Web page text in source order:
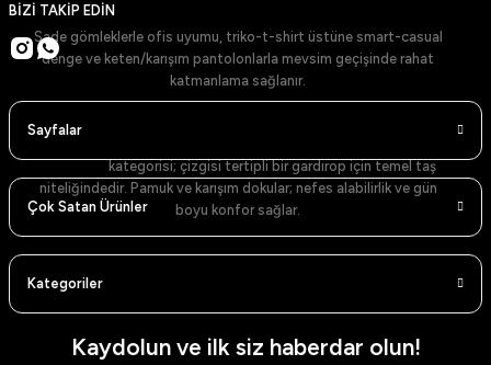
Sade gömleklerle ofis uyumu, triko-t-shirt üstüne smart-casual
denge ve keten/karışım pantolonlarla mevsim geçişinde rahat
katmanlama sağlanır.
Gömlekler: Net Yaka, Temiz Duruş
kategorisi; çizgisi tertipli bir gardırop için temel taş
niteliğindedir. Pamuk ve karışım dokular; nefes alabilirlik ve gün
boyu konfor sağlar.
Renk Skalası ve Modeller
Siyah Gömlek (Dik Yaka)
– akşam stilinde net siluet.
Beyaz Gömlek (Klasik Yaka)– resmi görünüm.
BİZİ TAKİP EDİN
Sayfalar
Çok Satan Ürünler
Kategoriler
Kaydolun ve ilk siz haberdar olun!